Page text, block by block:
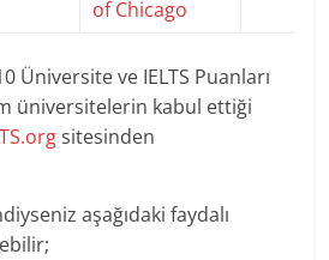
of Chicago
Üniversite ve IELTS Puanları
üniversitelerin kabul ettiği
sitesinden
aşağıdaki faydalı